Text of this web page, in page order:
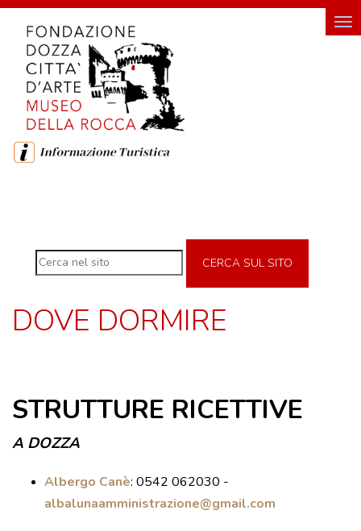
FONDAZIONE
FONDAZIONE DOZZA CITTÀ D'ARTE
SOSTENITORI DELLA FONDAZIONE
MUSEO DELLA ROCCA
GEMELLO DIGITALE MUSEO
LABORATORI
BOOKSHOP
EVENTI
CERCA SUL SITO
DOVE DORMIRE
STRUTTURE RICETTIVE
A DOZZA
Albergo Canè: 0542 062030 -
albalunaamministrazione@gmail.com